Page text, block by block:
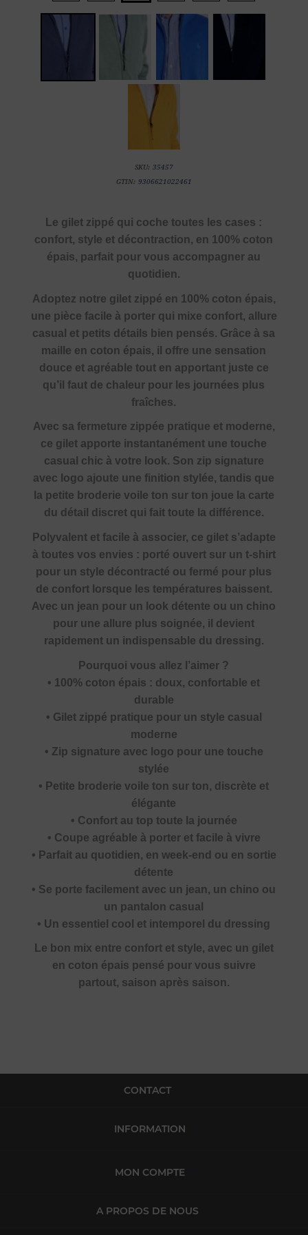
SKU: 35457
GTIN: 9306621022461
Le gilet zippé qui coche toutes les cases :
confort, style et décontraction, en 100% coton
épais, parfait pour vous accompagner au
quotidien.
Adoptez notre gilet zippé en 100% coton épais,
une pièce facile à porter qui mixe confort, allure
casual et petits détails bien pensés. Grâce à sa
maille en coton épais, il offre une sensation
douce et agréable tout en apportant juste ce
qu’il faut de chaleur pour les journées plus
fraîches.
Avec sa fermeture zippée pratique et moderne,
ce gilet apporte instantanément une touche
casual chic à votre look. Son zip signature
avec logo ajoute une finition stylée, tandis que
la petite broderie voile ton sur ton joue la carte
du détail discret qui fait toute la différence.
Polyvalent et facile à associer, ce gilet s’adapte
à toutes vos envies : porté ouvert sur un t-shirt
pour un style décontracté ou fermé pour plus
de confort lorsque les températures baissent.
Avec un jean pour un look détente ou un chino
pour une allure plus soignée, il devient
rapidement un indispensable du dressing.
Pourquoi vous allez l’aimer ?
• 100% coton épais : doux, confortable et
durable
• Gilet zippé pratique pour un style casual
moderne
• Zip signature avec logo pour une touche
stylée
• Petite broderie voile ton sur ton, discrète et
élégante
• Confort au top toute la journée
• Coupe agréable à porter et facile à vivre
• Parfait au quotidien, en week-end ou en sortie
détente
• Se porte facilement avec un jean, un chino ou
un pantalon casual
• Un essentiel cool et intemporel du dressing
Le bon mix entre confort et style, avec un gilet
en coton épais pensé pour vous suivre
partout, saison après saison.
CONTACT
INFORMATION
MON COMPTE
A PROPOS DE NOUS